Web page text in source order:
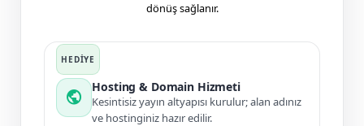
dönüş sağlanır.
public
Hosting & Domain Hizmeti
Kesintisiz yayın altyapısı kurulur; alan adınız
ve hostinginiz hazır edilir.